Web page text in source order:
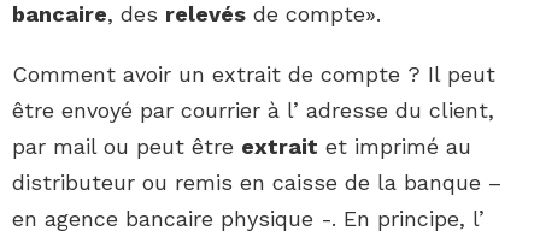
bancaire, des relevés de compte».
Comment avoir un extrait de compte ? Il peut
être envoyé par courrier à l’ adresse du client,
par mail ou peut être extrait et imprimé au
distributeur ou remis en caisse de la banque –
en agence bancaire physique -. En principe, l’